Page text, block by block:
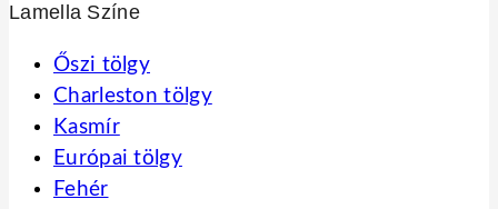
Lamella Színe
Őszi tölgy
Charleston tölgy
Kasmír
Európai tölgy
Fehér